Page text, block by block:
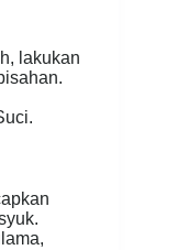
lakukan